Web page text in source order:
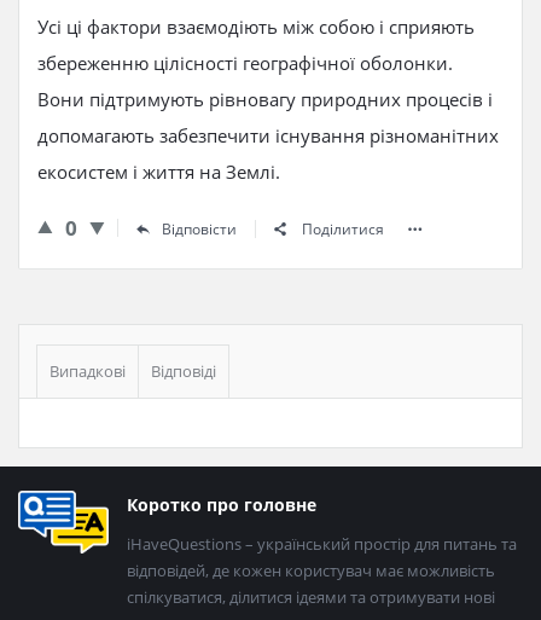
Усі ці фактори взаємодіють між собою і сприяють
збереженню цілісності географічної оболонки.
Вони підтримують рівновагу природних процесів і
допомагають забезпечити існування різноманітних
екосистем і життя на Землі.
0 Відповісти Поділитися
Бічна
панель
Випадкові Відповіді
Нижній
колонтитул
Коротко про головне
iHaveQuestions – український простір для питань та
відповідей, де кожен користувач має можливість
спілкуватися, ділитися ідеями та отримувати нові